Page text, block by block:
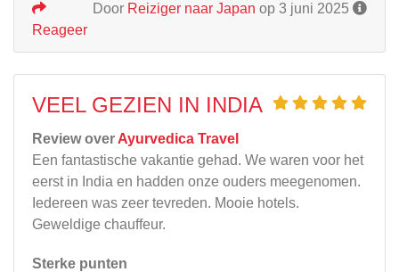
Door Reiziger naar Japan op 3 juni 2025
Reageer
VEEL GEZIEN IN INDIA
Review over Ayurvedica Travel
Een fantastische vakantie gehad. We waren voor het
eerst in India en hadden onze ouders meegenomen.
Iedereen was zeer tevreden. Mooie hotels.
Geweldige chauffeur.
Sterke punten